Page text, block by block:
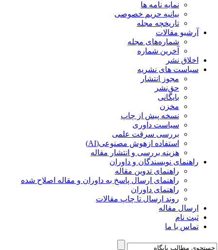
نمایه نامه ها
بیانیه حریم خصوصی
تاریخچه مجله
آرشیو مقالات
شماره‌های مجله
آخرین شماره
اخلاق نشر
سیاست های نشریه
مجوز انتشار
حق‌نشر
بایگانی
مخزن
نسخه پیش از چاپ
سیاست داوری
بررسی سرقت علمی
استفاده ازهوش مصنوعی(AI)
هزینه بررسی و انتشار مقاله
راهنمای نویسندگان و داوران
راهنمای تدوین مقاله
راهنمای ارسال پاسخ به داوران و مقاله اصلاح شده
راهنمای داوران
روند ارسال تا چاپ مقالات
ارسال مقاله
ثبت نام
تماس با ما